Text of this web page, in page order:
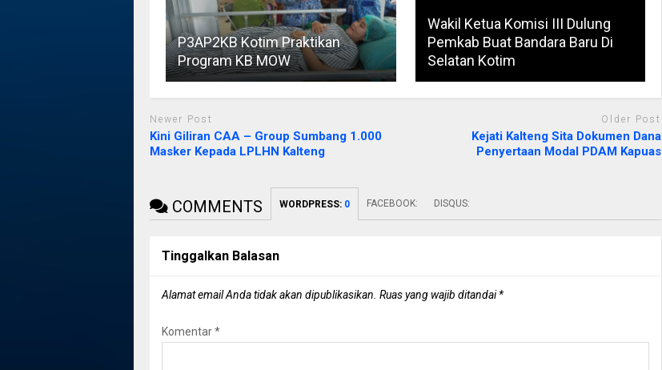
P3AP2KB Kotim Praktikan
Program KB MOW
Wakil Ketua Komisi III Dulung
Pemkab Buat Bandara Baru Di
Selatan Kotim
Newer Post
Kini Giliran CAA – Group Sumbang 1.000
Masker Kepada LPLHN Kalteng
Older Post
Kejati Kalteng Sita Dokumen Dana
Penyertaan Modal PDAM Kapuas
COMMENTS WORDPRESS: 0 FACEBOOK: DISQUS:
Tinggalkan Balasan
Alamat email Anda tidak akan dipublikasikan. Ruas yang wajib ditandai*
Komentar*